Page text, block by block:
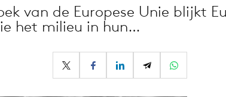
Merkstrategie
PR
van de Europese Unie blijkt
het milieu in hun…